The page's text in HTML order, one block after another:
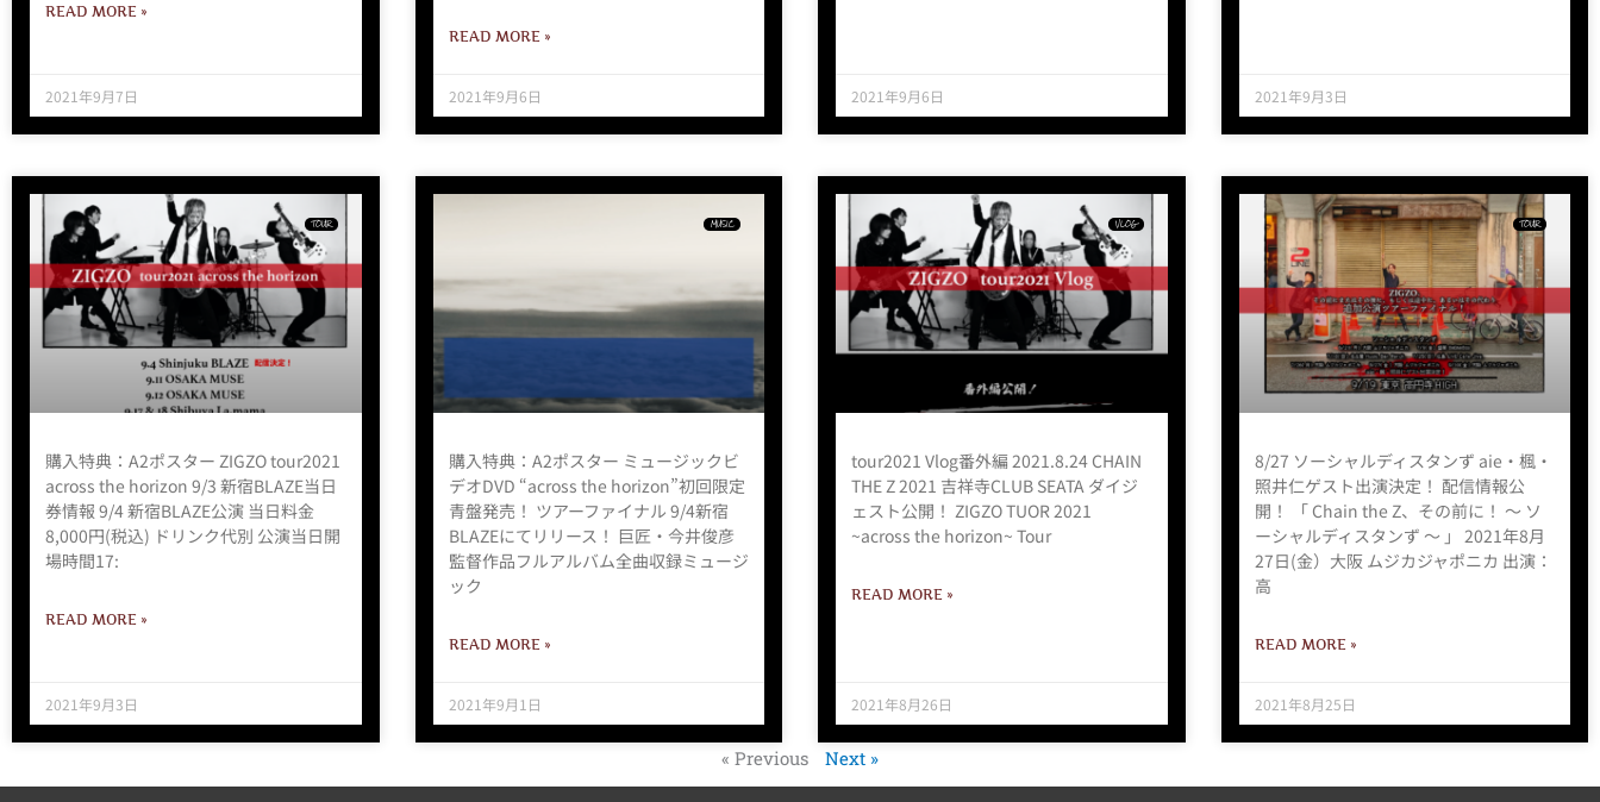
READ MORE »
2021年9月7日
READ MORE »
2021年9月6日 2021年9月6日 2021年9月3日
TOUR
購入特典：A2ポスター ZIGZO tour2021
across the horizon 9/3 新宿BLAZE当日
券情報 9/4 新宿BLAZE公演 当日料金
8,000円(税込) ドリンク代別 公演当日開
場時間17:
READ MORE »
2021年9月3日
MUSIC
購入特典：A2ポスター ミュージックビ
デオDVD “across the horizon”初回限定
青盤発売！ ツアーファイナル 9/4新宿
BLAZEにてリリース！ 巨匠・今井俊彦
監督作品フルアルバム全曲収録ミュージ
ック
READ MORE »
2021年9月1日
VLOG
tour2021 Vlog番外編 2021.8.24 CHAIN
THE Z 2021 吉祥寺CLUB SEATA ダイジ
ェスト公開！ ZIGZO TUOR 2021
~across the horizon~ Tour
READ MORE »
2021年8月26日
TOUR
8/27 ソーシャルディスタンず aie・楓・
照井仁ゲスト出演決定！ 配信情報公
開！ 「 Chain the Z、その前に！ 〜 ソ
ーシャルディスタンず 〜 」 2021年8月
27日(金）大阪 ムジカジャポニカ 出演：
高
READ MORE »
2021年8月25日
« Previous Next »